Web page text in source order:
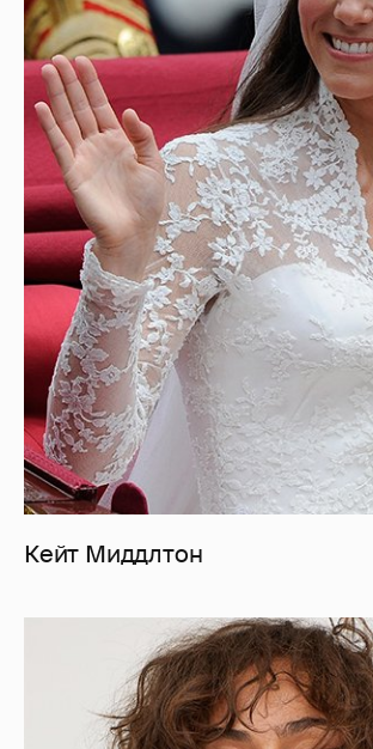
Кейт Миддлтон